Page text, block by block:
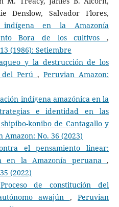
Denslow, Salvador Flores,
indígena en la Amazonía
Bora de los cultivos,
(1986): Setiembre
y la destrucción de los
del Perú,Peruvian Amazon:
indígena amazónica en la
e identidad en las
konibo de Cantagallo y
Amazon: No. 36 (2023)
el pensamiento linear:
en la Amazonía peruana,
(2022)
Proceso de constitución del
awajún ,Peruvian